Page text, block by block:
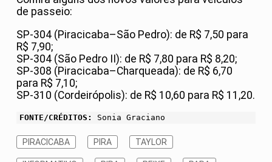
de passeio:
SP-304 (Piracicaba–São Pedro): de R$ 7,50 para
R$ 7,90;
SP-304 (São Pedro II): de R$ 7,80 para R$ 8,20;
SP-308 (Piracicaba–Charqueada): de R$ 6,70
para R$ 7,10;
SP-310 (Cordeirópolis): de R$ 10,60 para R$ 11,20.
FONTE/CRÉDITOS: Sonia Graciano
PIRACICABA PIRA TAYLOR